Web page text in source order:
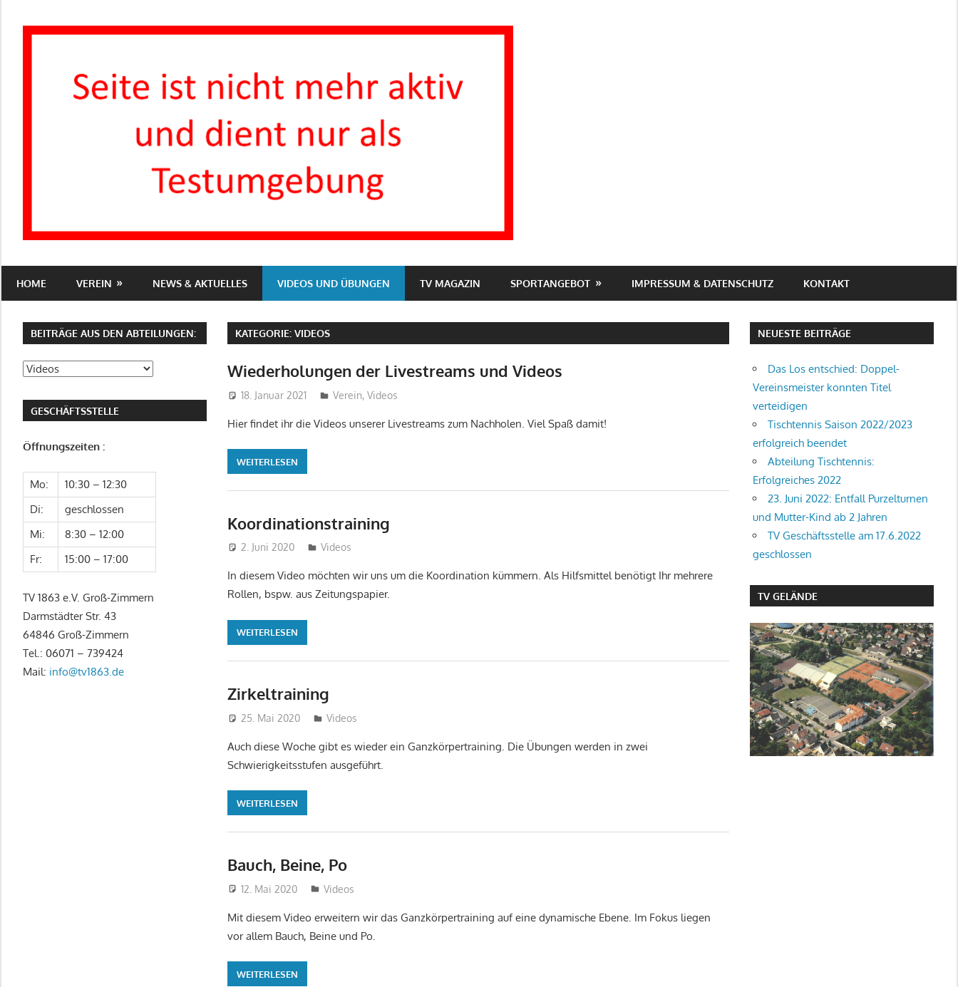
Inhalt
e.V.
Zimmern
HOME VEREIN NEWS & AKTUELLES VIDEOS UND ÜBUNGEN TV MAGAZIN SPORTANGEBOT IMPRESSUM & DATENSCHUTZ KONTAKT
KATEGORIE:VIDEOS
Wiederholungen der Livestreams und Videos
18. Januar 2021 Sebastian Wiedling
Verein, Videos
Hier findet ihr die Videos unserer Livestreams zum Nachholen. Viel Spaß damit!
WEITERLESEN
Koordinationstraining
2. Juni 2020 Sebastian Wiedling
Videos
In diesem Video möchten wir uns um die Koordination kümmern. Als Hilfsmittel benötigt Ihr mehrere
Rollen, bspw. aus Zeitungspapier.
WEITERLESEN
Zirkeltraining
25. Mai 2020 Sebastian Wiedling
Videos
Auch diese Woche gibt es wieder ein Ganzkörpertraining. Die Übungen werden in zwei
Schwierigkeitsstufen ausgeführt.
WEITERLESEN
Bauch, Beine, Po
12. Mai 2020 Sebastian Wiedling
Videos
Mit diesem Video erweitern wir das Ganzkörpertraining auf eine dynamische Ebene. Im Fokus liegen
vor allem Bauch, Beine und Po.
WEITERLESEN
BEITRÄGE AUS DEN ABTEILUNGEN:
Beiträge
den
Abteilungen:
GESCHÄFTSSTELLE
Öffnungszeiten :
Mo:
10:30 – 12:30
Di:
geschlossen
Mi:
8:30 – 12:00
Fr:
15:00 – 17:00
TV 1863 e.V. Groß-Zimmern
Darmstädter Str. 43
64846 Groß-Zimmern
Tel.: 06071 – 739424
Mail: info@tv1863.de
NEUESTE BEITRÄGE
Das Los entschied: Doppel-
Vereinsmeister konnten Titel
verteidigen
Tischtennis Saison 2022/2023
erfolgreich beendet
Abteilung Tischtennis:
Erfolgreiches 2022
23. Juni 2022: Entfall Purzelturnen
und Mutter-Kind ab 2 Jahren
TV Geschäftsstelle am 17.6.2022
geschlossen
TV GELÄNDE